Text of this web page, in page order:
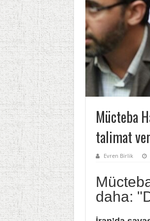
Mücteba
talimat
Evren Birlik
daha: